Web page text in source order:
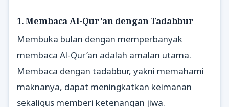
1. Membaca Al-Qur’an dengan Tadabbur
Membuka bulan dengan memperbanyak
membaca Al-Qur’an adalah amalan utama.
Membaca dengan tadabbur, yakni memahami
maknanya, dapat meningkatkan keimanan
sekaligus memberi ketenangan jiwa.